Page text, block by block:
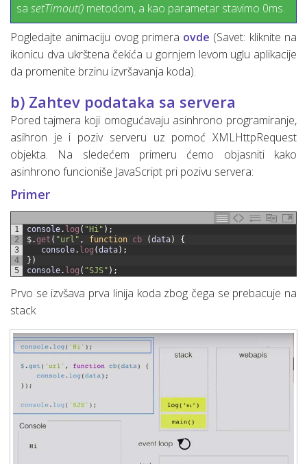
sa setTimout() metodom, a kao parametar stavimo 0ms.
Pogledajte animaciju ovog primera ovde (Savet: kliknite na
ikonicu dva ukrštena čekića u gornjem levom uglu aplikacije
da promenite brzinu izvršavanja koda).
b) Zahtev podataka sa servera
Pored tajmera koji omogućavaju asinhrono programiranje,
asihron je i poziv serveru uz pomoć XMLHttpRequest
objekta. Na sledećem primeru ćemo objasniti kako
asinhrono funcioniše JavaScript pri pozivu servera:
Primer
1
2
3
4
5
console. log ( "Hi" ) ;
$.get ( "url" , function cb (data)
{
console. log (data) ;
} )
console. log ( "SJS" ) ;
Prvo se izvšava prva linija koda zbog čega se prebacuje na
stack